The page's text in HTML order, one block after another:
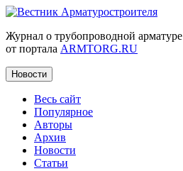
Журнал о трубопроводной арматуре
от портала ARMTORG.RU
Новости
Весь сайт
Популярное
Авторы
Архив
Новости
Статьи